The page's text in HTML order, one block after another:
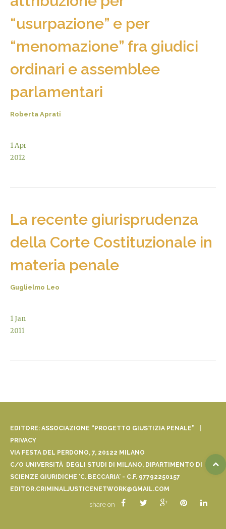
“usurpazione” e per
“menomazione” fra giudici
ordinari e assemblee
parlamentari
Roberta Aprati
1Apr
2012
La recente giurisprudenza
della Corte Costituzionale in
materia penale
Guglielmo Leo
1Jan
2011
EDITORE: ASSOCIAZIONE “PROGETTO GIUSTIZIA PENALE” |
PRIVACY
VIA FESTA DEL PERDONO, 7, 20122 MILANO
C/O UNIVERSITÀ DEGLI STUDI DI MILANO, DIPARTIMENTO DI
SCIENZE GIURIDICHE 'C. BECCARIA' - C.F. 97792250157
EDITOR.CRIMINALJUSTICENETWORK@GMAIL.COM
share on